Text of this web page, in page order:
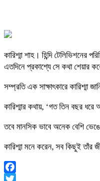
কারিশ্মা শাহ। হিন্দি
এতদিনে প্রকাশ্যে সে কথা শেয়ার
সম্প্রতি এক সাক্ষাৎকারে কারিশ্মা
কারিশ্মার কথায়, ‘গত তিন বছর
তবে মানসিক ভাবে অনেক বেশি
কারিশ্মা মনে করেন, সব কিছুই তাঁর
Facebook